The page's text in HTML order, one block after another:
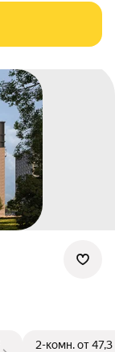
2-комн.от